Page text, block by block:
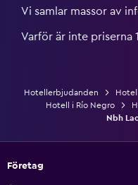
Vi samlar massor av
Varför är inte priserna
Hotellerbjudanden
Hotell i Río Negro
Nbh
Företag